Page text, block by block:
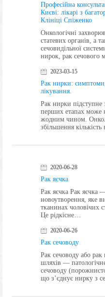
Професійна
Києві: лікарі з
Клініці Спіженко
Онкологічні
статевих органів, а
сечовидільної
нирок, рак сечового
2023-03-15
Рак нирки: симптоми,
лікування.
Рак нирки
перших етапах може
жодним чином.
збільшення
2020-06-28
Рак яєчка
Рак яєчка Рак яєчка
новоутворення, яке
тканинах чоловічих
Це рідкісне…
2020-06-26
Рак сечоводу
Рак сечоводу або рак
шляхів —
сечоводу
що з’єднує нирку з